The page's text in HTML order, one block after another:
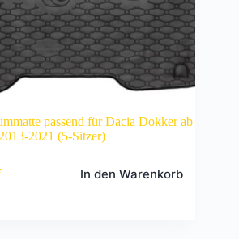
passend für Dacia Dokker ab
2013-2021 (5-Sitzer)
In den Warenkorb